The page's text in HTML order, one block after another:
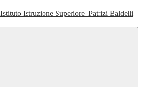
Istituto Istruzione Superiore Patrizi Baldelli